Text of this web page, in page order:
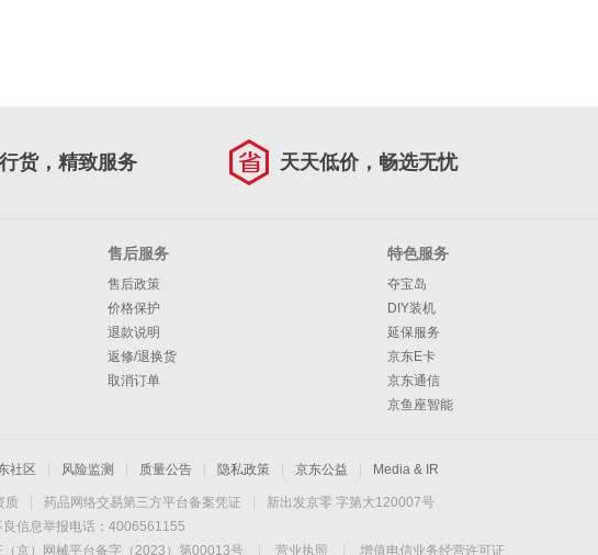
货，精致服务 天天低价，畅选无忧
售后服务
售后政策
价格保护
退款说明
返修/退换货
取消订单
特色服务
夺宝岛
DIY装机
延保服务
京东E卡
京东通信
京鱼座智能
社区 风险监测 质量公告 隐私政策 京东公益 Media & IR
质 药品网络交易第三方平台备案凭证
新出发京零 字第大120007号
良信息举报电话：4006561155
（京）网械平台备字（2023）第00013号 营业执照 增值电信业务经营许可证